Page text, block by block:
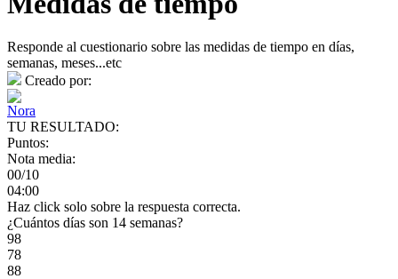
Responde al cuestionario sobre las medidas de tiempo en días,
semanas, meses...etc
Creado por:
Nora
TU RESULTADO:
Puntos:
Nota media:
00/10
04:00
Haz click solo sobre la respuesta correcta.
¿Cuántos días son 14 semanas?
98
78
88